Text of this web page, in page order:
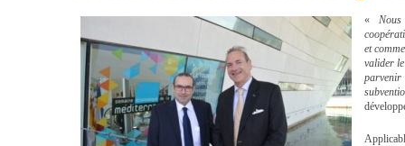
«
et
valider
parvenir